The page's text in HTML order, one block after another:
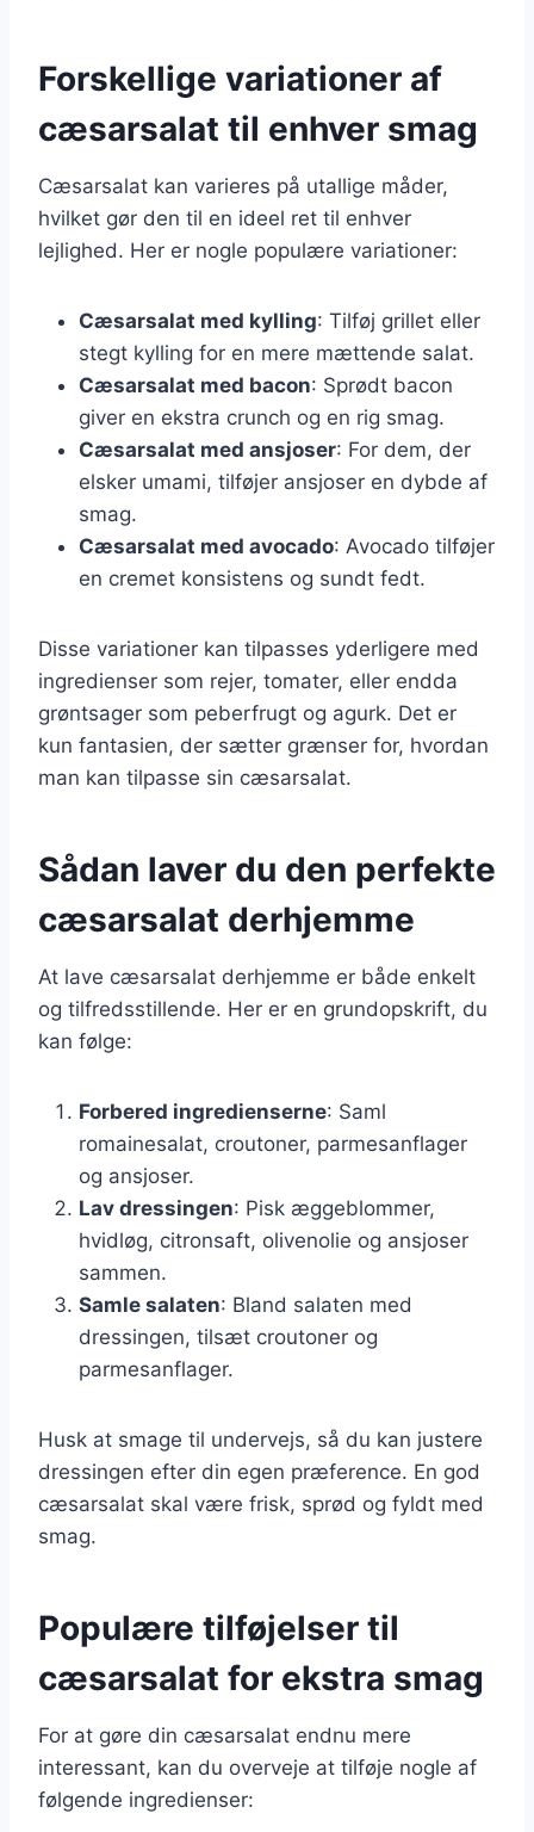
Forskellige variationer af
cæsarsalat til enhver smag
Cæsarsalat kan varieres på utallige måder,
hvilket gør den til en ideel ret til enhver
lejlighed. Her er nogle populære variationer:
Cæsarsalat med kylling: Tilføj grillet eller
stegt kylling for en mere mættende salat.
Cæsarsalat med bacon: Sprødt bacon
giver en ekstra crunch og en rig smag.
Cæsarsalat med ansjoser: For dem, der
elsker umami, tilføjer ansjoser en dybde af
smag.
Cæsarsalat med avocado: Avocado tilføjer
en cremet konsistens og sundt fedt.
Disse variationer kan tilpasses yderligere med
ingredienser som rejer, tomater, eller endda
grøntsager som peberfrugt og agurk. Det er
kun fantasien, der sætter grænser for, hvordan
man kan tilpasse sin cæsarsalat.
Sådan laver du den perfekte
cæsarsalat derhjemme
At lave cæsarsalat derhjemme er både enkelt
og tilfredsstillende. Her er en grundopskrift, du
kan følge:
Forbered ingredienserne: Saml
romainesalat, croutoner, parmesanflager
og ansjoser.
Lav dressingen: Pisk æggeblommer,
hvidløg, citronsaft, olivenolie og ansjoser
sammen.
Samle salaten: Bland salaten med
dressingen, tilsæt croutoner og
parmesanflager.
Husk at smage til undervejs, så du kan justere
dressingen efter din egen præference. En god
cæsarsalat skal være frisk, sprød og fyldt med
smag.
Populære tilføjelser til
cæsarsalat for ekstra smag
For at gøre din cæsarsalat endnu mere
interessant, kan du overveje at tilføje nogle af
følgende ingredienser: